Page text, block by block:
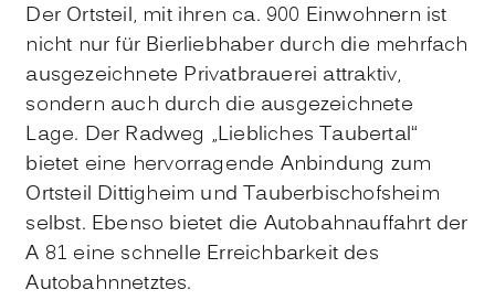
Der Ortsteil, mit ihren ca. 900 Einwohnern ist
nicht nur für Bierliebhaber durch die mehrfach
ausgezeichnete Privatbrauerei attraktiv,
sondern auch durch die ausgezeichnete
Lage. Der Radweg „Liebliches Taubertal“
bietet eine hervorragende Anbindung zum
Ortsteil Dittigheim und Tauberbischofsheim
selbst. Ebenso bietet die Autobahnauffahrt der
A 81 eine schnelle Erreichbarkeit des
Autobahnnetztes.